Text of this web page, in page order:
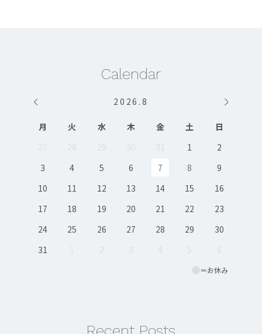
Calendar
2026 .8
＝お休み
月 火 水 木 金 土
日
27
28 29 30 31 1
2
3
4 5 6 7 8
9
10
11 12 13 14 15
16
17
18 19 20 21 22
23
24
25 26 27 28 29
30
31
1 2 3 4 5 6
Recent Posts